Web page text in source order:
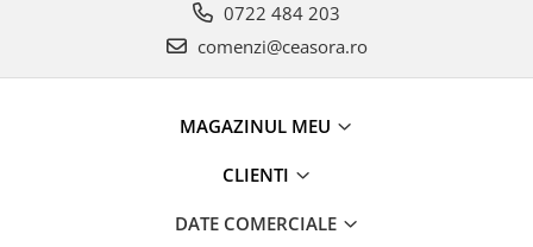
0722 484 203
comenzi@ceasora.ro
MAGAZINUL MEU
CLIENTI
DATE COMERCIALE